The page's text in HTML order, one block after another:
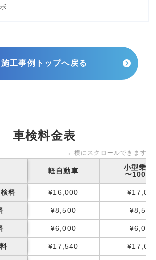
施工事例トップへ戻る
車検料金表
→ 横にスクロールできます
軽自動車
小型乗用
〜
料 ¥16,000
¥8,500 ¥8,500
¥6,000 ¥6,000
¥17,540